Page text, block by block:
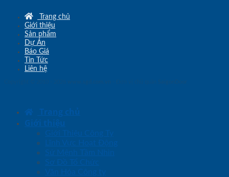
Trang chủ
Giới thiệu
Sản phẩm
Dự Án
Báo Giá
Tin Tức
Liên hệ
Trang chủ
Giới thiệu
Giới Thiệu Công Ty
Lĩnh Vực Hoạt Động
Sứ Mệnh Tầm Nhìn
Sơ Đồ Tổ Chức
Văn Hóa Công ty